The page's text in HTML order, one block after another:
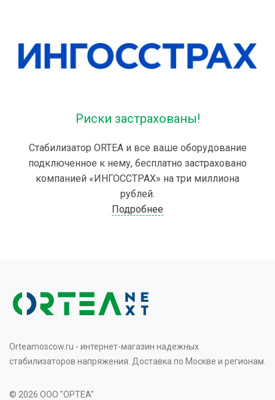
Риски застрахованы!
Стабилизатор ORTEA и все ваше оборудование
подключенное к нему, бесплатно застраховано
компанией «ИНГОССТРАХ» на три миллиона
рублей.
Подробнее
Orteamoscow.ru - интернет-магазин надежных
стабилизаторов напряжения. Доставка по Москве и регионам.
© 2026 OOO "OPTEA"